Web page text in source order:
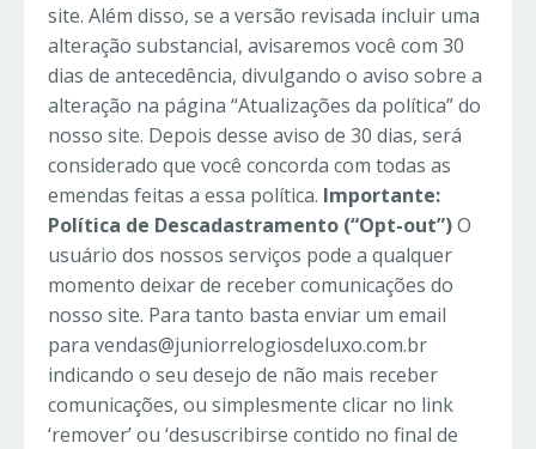
site. Além disso, se a versão revisada incluir uma
alteração substancial, avisaremos você com 30
dias de antecedência, divulgando o aviso sobre a
alteração na página “Atualizações da política” do
nosso site. Depois desse aviso de 30 dias, será
considerado que você concorda com todas as
emendas feitas a essa política. Importante:
Política de Descadastramento (“Opt-out”)O
usuário dos nossos serviços pode a qualquer
momento deixar de receber comunicações do
nosso site. Para tanto basta enviar um email
para vendas@juniorrelogiosdeluxo.com.br
indicando o seu desejo de não mais receber
comunicações, ou simplesmente clicar no link
‘remover’ ou ‘desuscribirse contido no final de